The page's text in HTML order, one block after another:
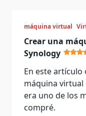
máquina virtual
Crear una
Synology
En este artículo
máquina virtual
era uno de los
compré.